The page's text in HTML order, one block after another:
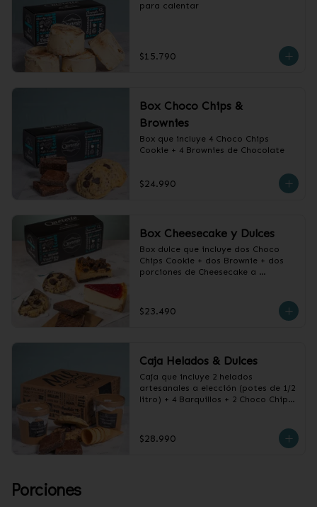
para calentar
$15.790
Box Choco Chips &
Brownies
Box que incluye 4 Choco Chips
Cookie + 4 Brownies de Chocolate
$24.990
Box Cheesecake y Dulces
Box dulce que incluye dos Choco
Chips Cookie + dos Brownie + dos
porciones de Cheesecake a
$23.490
Caja Helados & Dulces
Caja que incluye 2 helados
artesanales a elección (potes de 1/2
litro) + 4 Barquillos + 2 Choco Chips
$28.990
Porciones